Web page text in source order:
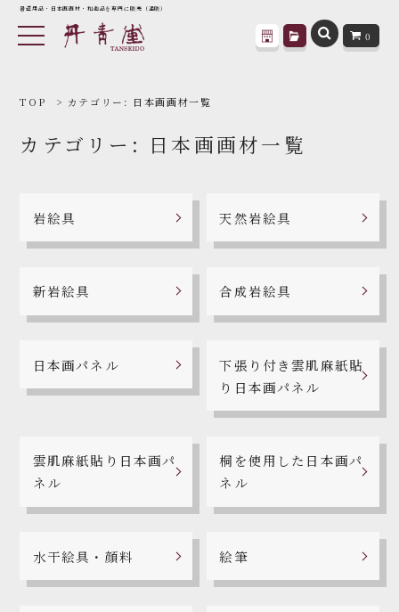
書道用品・日本画画材・和趣品を専門に販売（通販）
0
TOP カテゴリー: 日本画画材一覧
カテゴリー: 日本画画材一覧
岩絵具 天然岩絵具
新岩絵具 合成岩絵具
日本画パネル
下張り付き雲肌麻紙貼
り日本画パネル
雲肌麻紙貼り日本画パ
ネル
桐を使用した日本画パ
ネル
水干絵具・顔料 絵筆